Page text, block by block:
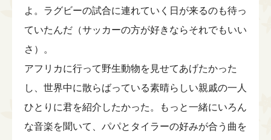
よ。ラグビーの試合に連れていく日が来るのも待っ
ていたんだ（サッカーの方が好きならそれでもいい
さ）。
アフリカに行って野生動物を見せてあげたかった
し、世界中に散らばっている素晴らしい親戚の一人
ひとりに君を紹介したかった。もっと一緒にいろん
な音楽を聞いて、パパとタイラーの好みが合う曲を